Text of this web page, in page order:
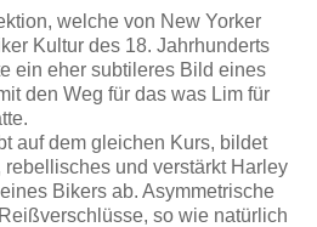
welche von New Yorker
Kultur des 18. Jahrhunderts
ein eher subtileres Bild eines
den Weg für das was Lim für
auf dem gleichen Kurs, bildet
und verstärkt Harley
Bikers ab. Asymmetrische
so wie natürlich